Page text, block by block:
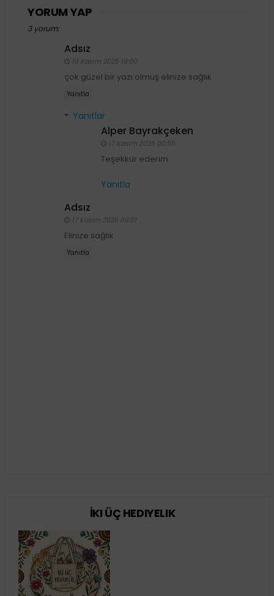
YORUM YAP
3 yorum:
Adsız
16 Kasım 2025 19:00
çok güzel bir yazı olmuş elinize sağlık
Yanıtla
Yanıtlar
Alper Bayrakçeken
17 Kasım 2025 00:55
Teşekkür ederim
Yanıtla
Adsız
17 Kasım 2025 08:51
Elinize sağlık
Yanıtla
İKI ÜÇ HEDIYELIK